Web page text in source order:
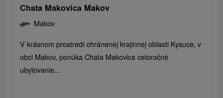
Chata Makovica Makov
Makov
V krásnom prostredí chránenej krajinnej oblasti Kysuce, v
obci Makov, ponúka Chata Makovica celoročné
ubytovanie...